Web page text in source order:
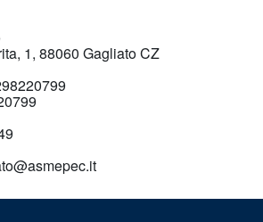
1, 88060 Gagliato CZ